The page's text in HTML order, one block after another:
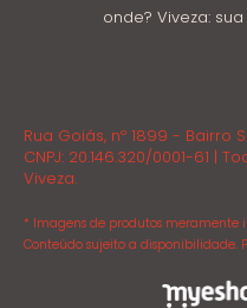
onde? Viveza:
Rua Goiás, nº 1899 - Bairro
CNPJ: 20.146.320/0001-61 |
Viveza.
* Imagens de produtos meramente
Conteúdo sujeito a disponibilidade.